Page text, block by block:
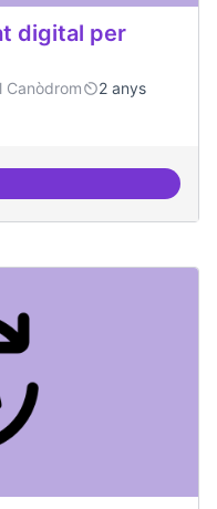
digital per
Canòdrom
2 anys
de seguretat digital